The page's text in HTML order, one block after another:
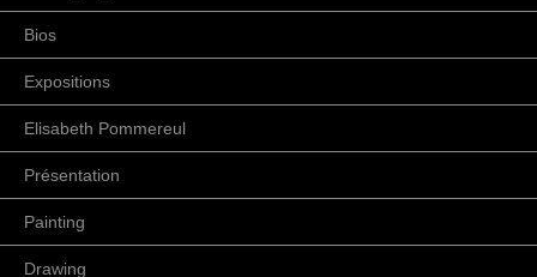
Bios
Expositions
Elisabeth Pommereul
Présentation
Painting
Drawing